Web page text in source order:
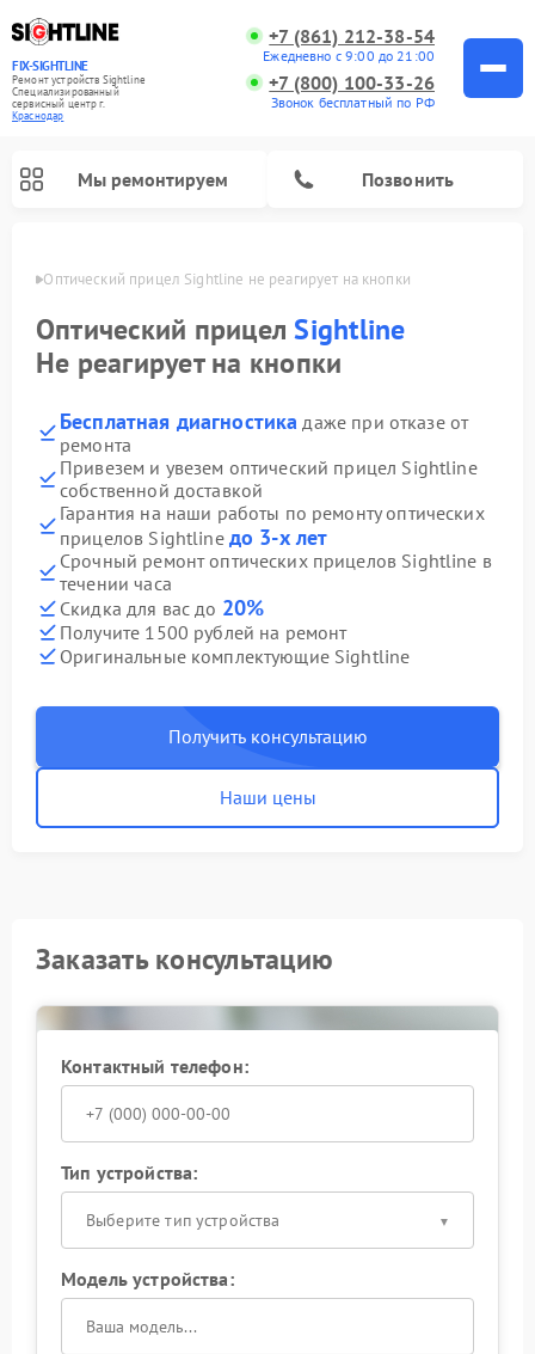
FIX-SIGHTLINE
Ремонт устройств Sightline
Специализированный
cервисный центр г.
Краснодар
+7 (861) 212-38-54
Ежедневно с 9:00 до 21:00
+7 (800) 100-33-26
Звонок бесплатный по РФ
Мы ремонтируем Позвонить
Оптический прицел Sightline не реагирует на кнопки
Оптический прицелSightline
Не реагирует на кнопки
Бесплатная диагностика даже при отказе от
ремонта
Привезем и увезем оптический прицел Sightline
собственной доставкой
Гарантия на наши работы по ремонту оптических
прицелов Sightline до 3-х лет
Срочный ремонт оптических прицелов Sightline в
течении часа
Скидка для вас до 20%
Получите 1500 рублей на ремонт
Оригинальные комплектующие Sightline
Получить консультацию
Наши цены
Заказать консультацию
Контактный телефон:
Тип устройства:
Выберите тип устройства
Модель устройства: